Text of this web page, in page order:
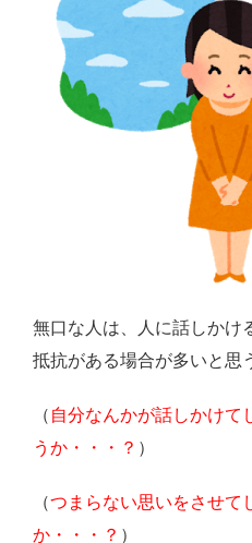
無口な人は、人に話しかけ
抵抗がある場合が多いと思
（ 自分なんかが話しかけて
うか・・・？ ）
（つまらない思いをさせて
か・・・？ ）